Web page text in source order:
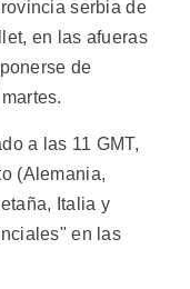
serbia de
en las afueras
de
a las 11 GMT,
(Alemania,
Italia y
en las